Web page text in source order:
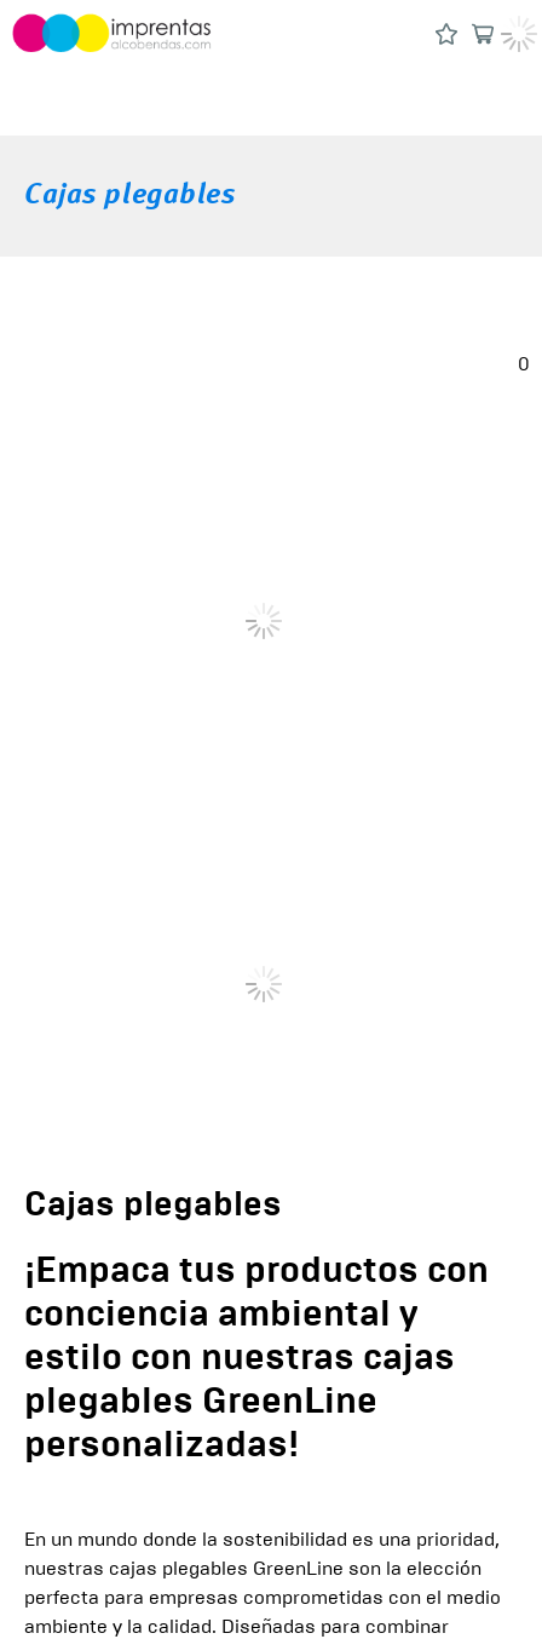
Cajas plegables
0
Cajas plegables
¡Empaca tus productos con
conciencia ambiental y
estilo con nuestras cajas
plegables GreenLine
personalizadas!
En un mundo donde la sostenibilidad es una prioridad,
nuestras cajas plegables GreenLine son la elección
perfecta para empresas comprometidas con el medio
ambiente y la calidad. Diseñadas para combinar